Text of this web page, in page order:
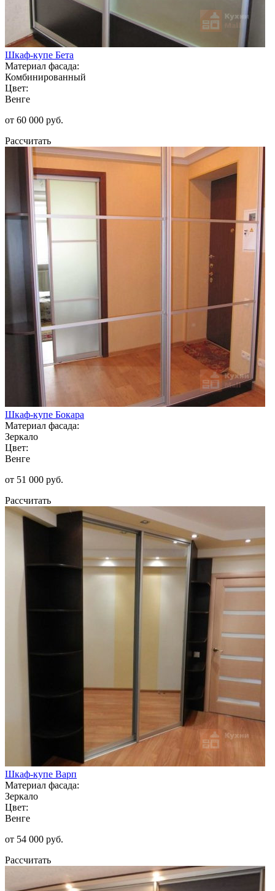
Шкаф-купе Бета
Материал фасада:
Комбинированный
Цвет:
Венге
от 60 000 руб.
Рассчитать
Шкаф-купе Бокара
Материал фасада:
Зеркало
Цвет:
Венге
от 51 000 руб.
Рассчитать
Шкаф-купе Варп
Материал фасада:
Зеркало
Цвет:
Венге
от 54 000 руб.
Рассчитать